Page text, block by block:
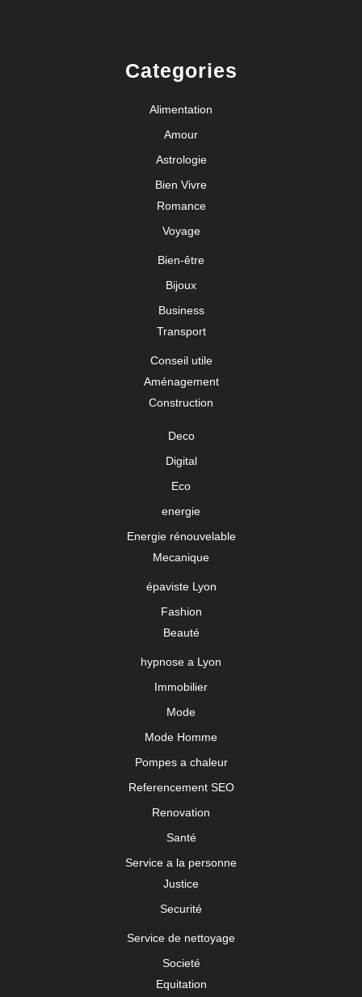
Categories
Alimentation
Amour
Astrologie
Bien Vivre
Romance
Voyage
Bien-être
Bijoux
Business
Transport
Conseil utile
Aménagement
Construction
Deco
Digital
Eco
energie
Energie rénouvelable
Mecanique
épaviste Lyon
Fashion
Beauté
hypnose a Lyon
Immobilier
Mode
Mode Homme
Pompes a chaleur
Referencement SEO
Renovation
Santé
Service a la personne
Justice
Securité
Service de nettoyage
Societé
Equitation